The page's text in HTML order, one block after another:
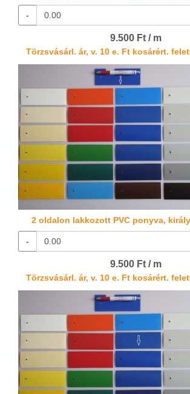
-
9.500 Ft / m
Törzsvásárl. ár, v. 10 e. Ft kosárért.
2 oldalon lakkozott PVC ponyva,
-
9.500 Ft / m
Törzsvásárl. ár, v. 10 e. Ft kosárért.